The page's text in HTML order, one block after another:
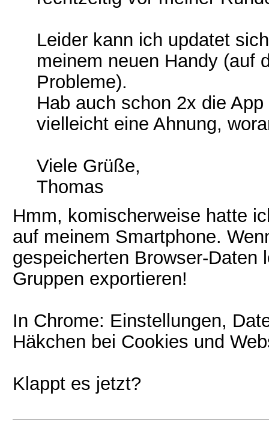
Leider kann ich updatet
meinem neuen Handy (auf
Probleme).
Hab auch schon 2x die
vielleicht eine Ahnung,
Viele Grüße,
Thomas
Hmm, komischerweise hatte
auf meinem Smartphone.
gespeicherten Browser-Daten
Gruppen exportieren!
In Chrome: Einstellungen,
Häkchen bei Cookies und
Klappt es jetzt?